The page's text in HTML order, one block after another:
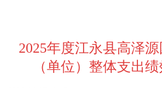
2025年度江永县高泽
（单位）整体支出